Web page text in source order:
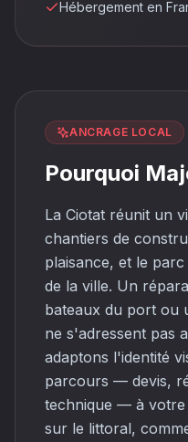
Hébergement en
ANCRAGE LOCAL
Pourquoi
La Ciotat réunit un
chantiers de
plaisance, et le
de la ville. Un
bateaux du port ou
ne s'adressent pas
adaptons l'identité
parcours — devis,
technique — à votre
sur le littoral,